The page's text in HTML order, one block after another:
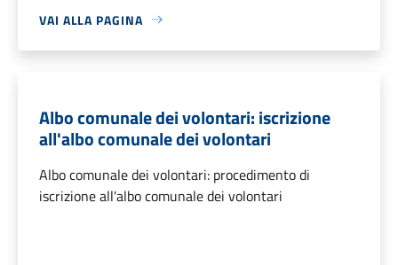
VAI ALLA PAGINA
Albo comunale dei volontari: iscrizione
all'albo comunale dei volontari
Albo comunale dei volontari: procedimento di
iscrizione all'albo comunale dei volontari